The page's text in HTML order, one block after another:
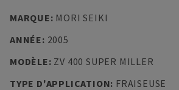
MARQUE: MORI SEIKI
ANNÉE: 2005
MODÈLE: ZV 400 SUPER MILLER
TYPE D'APPLICATION: FRAISEUSE